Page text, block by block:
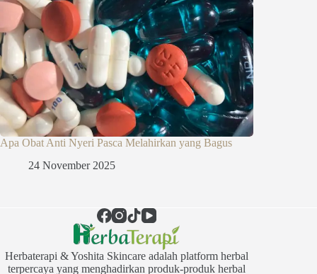
Apa Obat Anti Nyeri Pasca Melahirkan yang Bagus
24 November 2025
Herbaterapi & Yoshita Skincare adalah platform herbal
terpercaya yang menghadirkan produk-produk herbal